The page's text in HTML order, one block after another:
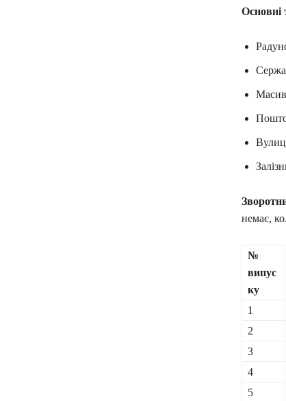
Основні
немає,
№
випус
ку
1
2
3
4
5